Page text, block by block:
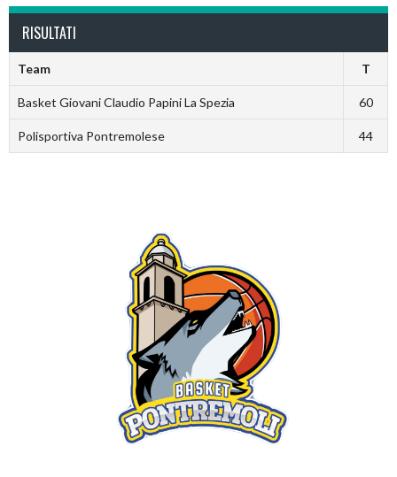
RISULTATI
Team T
Basket Giovani Claudio Papini La Spezia 60
Polisportiva Pontremolese 44